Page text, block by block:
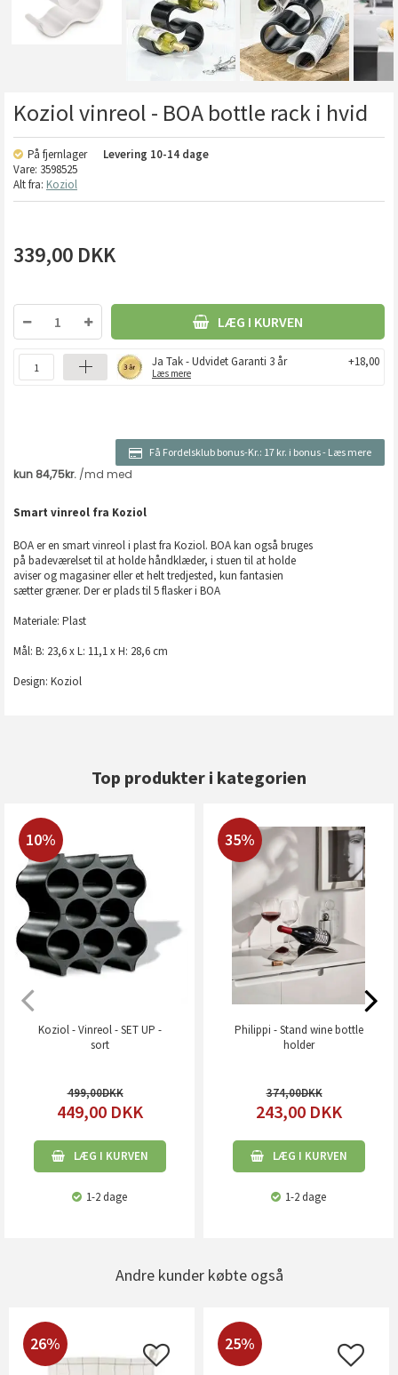
Koziol vinreol - BOA bottle rack i hvid
På fjernlager Levering 10-14 dage
Vare: 3598525
Alt fra: Koziol
339,00 DKK
LÆG I KURVEN
Ja Tak - Udvidet Garanti 3 år
Læs mere
+18,00
Få Fordelsklub bonus-Kr.: 17 kr. i bonus- Læs mere
Smart vinreol fra Koziol
BOA er en smart vinreol i plast fra Koziol. BOA kan også bruges
på badeværelset til at holde håndklæder, i stuen til at holde
aviser og magasiner eller et helt tredjested, kun fantasien
sætter græner. Der er plads til 5 flasker i BOA
Materiale: Plast
Mål: B: 23,6 x L: 11,1 x H: 28,6 cm
Design: Koziol
Top produkter i kategorien
10%
Koziol - Vinreol - SET UP -
sort
499,00
449,00 DKK
LÆG I KURVEN
1-2 dage
35%
Philippi - Stand wine bottle
holder
374,00
243,00 DKK
LÆG I KURVEN
1-2 dage
Andre kunder købte også
26% 25%